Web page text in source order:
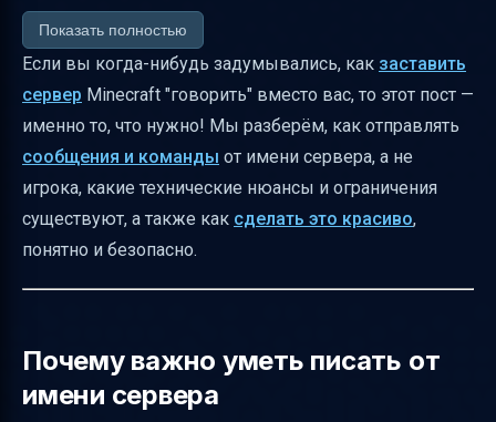
сервера — практическое руководство
Что делать, если нужно писать от имени
другого игрока или консоли
Таблица: сравнение отправки сообщений от
имени игрока, сервера и ChatAvatar
Как структурировать сообщение от имени
сервера
Пример удачного сообщения от имени
сервера
Показать полностью
Если вы когда-нибудь задумывались, как заставить
сервер Minecraft "говорить" вместо вас, то этот пост —
именно то, что нужно! Мы разберём, как отправлять
сообщения и команды от имени сервера, а не
игрока, какие технические нюансы и ограничения
существуют, а также как сделать это красиво,
понятно и безопасно.
Почему важно уметь писать от
имени сервера